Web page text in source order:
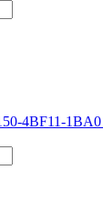
4BF11-